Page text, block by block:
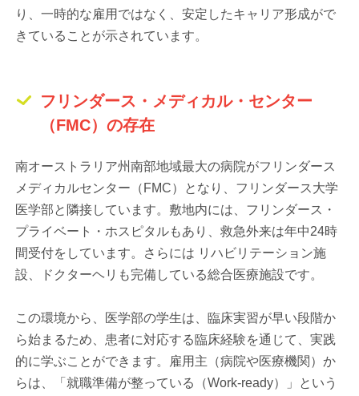
り、一時的な雇用ではなく、安定したキャリア形成がで
きていることが示されています。
フリンダース・メディカル・センター
（FMC）の存在
南オーストラリア州南部地域最大の病院がフリンダース
メディカルセンター（FMC）となり、フリンダース大学
医学部と隣接しています。敷地内には、フリンダース・
プライベート・ホスピタルもあり、救急外来は年中24時
間受付をしています。さらには リハビリテーション施
設、ドクターヘリも完備している総合医療施設です。
この環境から、医学部の学生は、臨床実習が早い段階か
ら始まるため、患者に対応する臨床経験を通じて、実践
的に学ぶことができます。雇用主（病院や医療機関）か
らは、「就職準備が整っている（Work-ready）」という